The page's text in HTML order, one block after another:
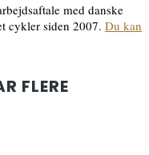
med danske
cykler siden 2007. Du kan
FLERE